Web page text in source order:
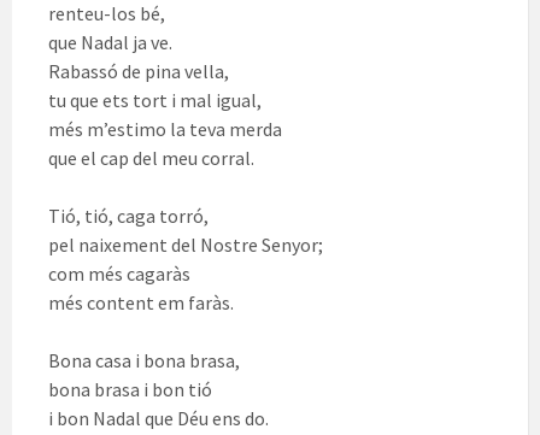
renteu-los bé,
que Nadal ja ve.
Rabassó de pina vella,
tu que ets tort i mal igual,
més m’estimo la teva merda
que el cap del meu corral.
Tió, tió, caga torró,
pel naixement del Nostre Senyor;
com més cagaràs
més content em faràs.
Bona casa i bona brasa,
bona brasa i bon tió
i bon Nadal que Déu ens do.